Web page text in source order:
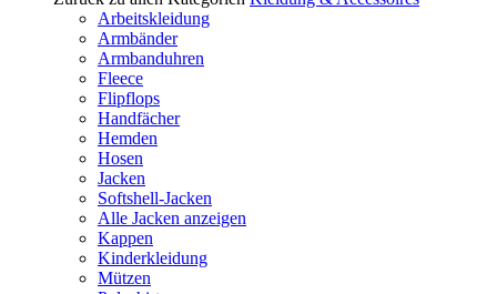
Arbeitskleidung
Armbänder
Armbanduhren
Fleece
Flipflops
Handfächer
Hemden
Hosen
Jacken
Softshell-Jacken
Alle Jacken anzeigen
Kappen
Kinderkleidung
Mützen